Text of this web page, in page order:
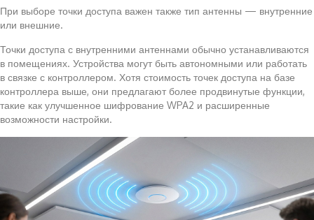
При выборе точки доступа важен также тип антенны — внутренние
или внешние.
Точки доступа с внутренними антеннами обычно устанавливаются
в помещениях. Устройства могут быть автономными или работать
в связке с контроллером. Хотя стоимость точек доступа на базе
контроллера выше, они предлагают более продвинутые функции,
такие как улучшенное шифрование WPA2 и расширенные
возможности настройки.